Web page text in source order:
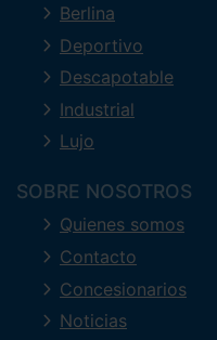
Berlina
Deportivo
Descapotable
Industrial
Lujo
SOBRE NOSOTROS
Quienes somos
Contacto
Concesionarios
Noticias